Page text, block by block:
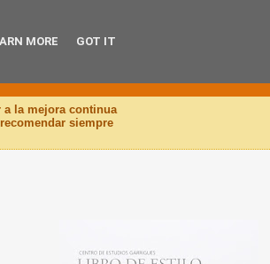
a la mejora continua
siempre
MORE GOT IT